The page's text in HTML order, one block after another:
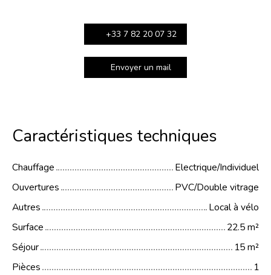
+33 7 82 20 07 32
Envoyer un mail
Caractéristiques techniques
Chauffage
Electrique/Individuel
Ouvertures
PVC/Double vitrage
Autres
Local à vélo
Surface
22.5m²
Séjour
15m²
Pièces
1